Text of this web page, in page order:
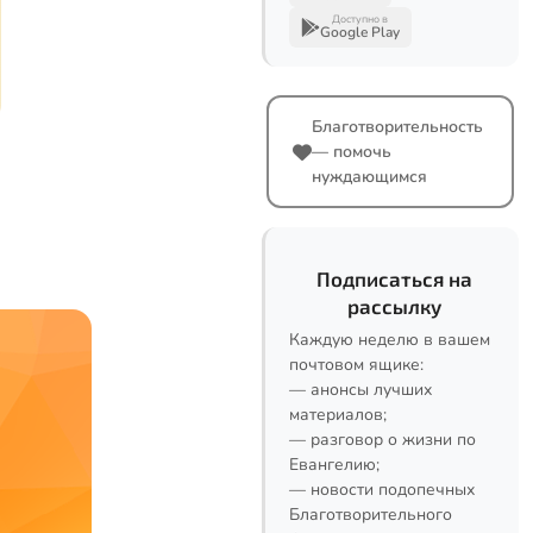
Доступно в
Google Play
Благотворительность
— помочь
нуждающимся
Подписаться на
рассылку
Каждую неделю в вашем
почтовом ящике:
— анонсы лучших
материалов;
— разговор о жизни по
Евангелию;
— новости подопечных
Благотворительного